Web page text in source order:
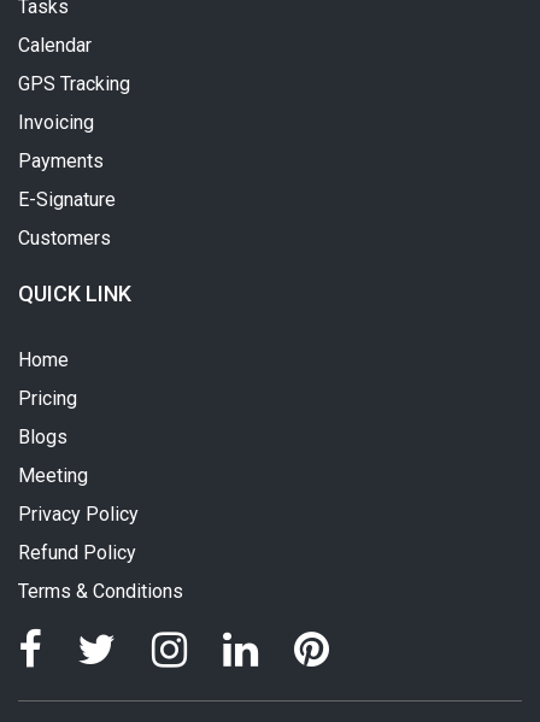
Tasks
Calendar
GPS Tracking
Invoicing
Payments
E-Signature
Customers
QUICK LINK
Home
Pricing
Blogs
Meeting
Privacy Policy
Refund Policy
Terms & Conditions